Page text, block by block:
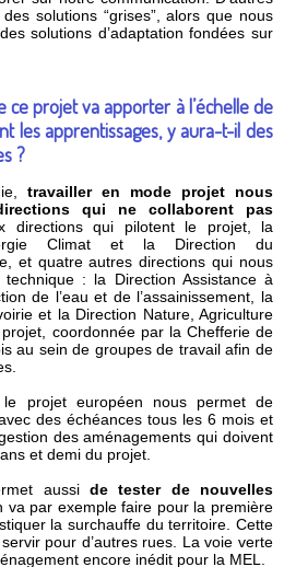
solutions “grises”, alors que nous
solutions d’adaptation fondées sur
ce projet va apporter à l’échelle de
les apprentissages, y aura-t-il des
?
travailler en mode projet nous
qui ne collaborent pas
directions qui pilotent le projet, la
Climat et la Direction du
et quatre autres directions qui nous
: la Direction Assistance à
de l’eau et de l’assainissement, la
et la Direction Nature, Agriculture
coordonnée par la Chefferie de
au sein de groupes de travail afin de
projet européen nous permet de
avec des échéances tous les 6 mois et
des aménagements qui doivent
et demi du projet.
aussi de tester de nouvelles
va par exemple faire pour la première
la surchauffe du territoire. Cette
pour d’autres rues. La voie verte
encore inédit pour la MEL.